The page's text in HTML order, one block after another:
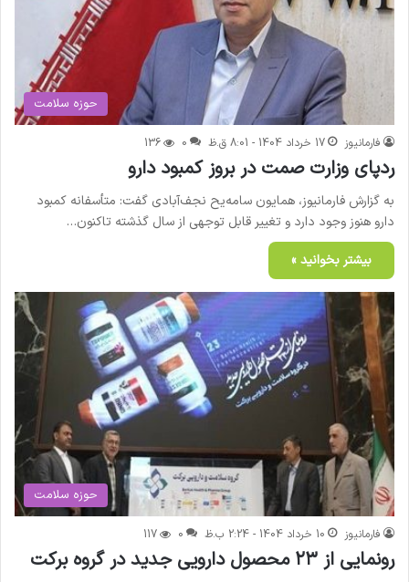
حوزه سلامت
فارمانیوز 17 خرداد 1404 - 8:01 ق.ظ 0
136
ردپای وزارت صمت در بروز کمبود دارو
به گزارش فارمانیوز، همایون سامه‌یح نجف‌آبادی گفت: متأسفانه کمبود
دارو هنوز وجود دارد و تغییر قابل توجهی از سال گذشته تاکنون…
بیشتر بخوانید »
حوزه سلامت
فارمانیوز 10 خرداد 1404 - 2:24 ب.ظ 0
117
رونمایی از ۲۳ محصول دارویی جدید در گروه برکت